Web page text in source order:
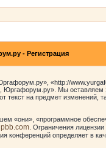
- Регистрация
«http://
Мы оставляем
на предмет изменений,
«программное
. Ограничения
конференций определяет в